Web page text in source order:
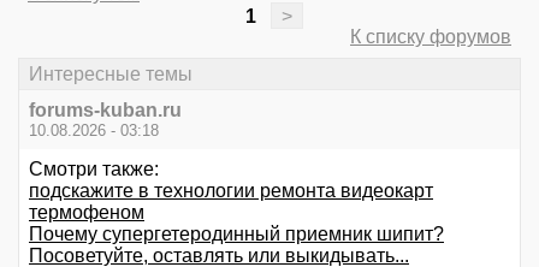
1
>
К списку форумов
Интересные темы
forums-kuban.ru
10.08.2026 - 03:18
Смотри также:
подскажите в технологии ремонта видеокарт
термофеном
Почему супергетеродинный приемник шипит?
Посоветуйте, оставлять или выкидывать...